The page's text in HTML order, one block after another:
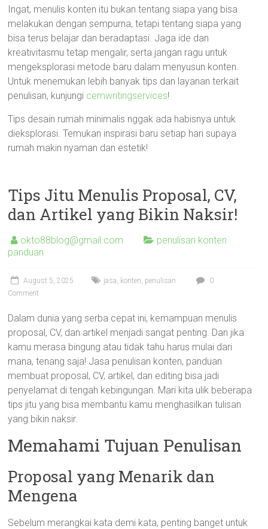
Ingat, menulis konten itu bukan tentang siapa yang bisa
melakukan dengan sempurna, tetapi tentang siapa yang
bisa terus belajar dan beradaptasi. Jaga ide dan
kreativitasmu tetap mengalir, serta jangan ragu untuk
mengeksplorasi metode baru dalam menyusun konten.
Untuk menemukan lebih banyak tips dan layanan terkait
penulisan, kunjungi cemwritingservices!
Tips desain rumah minimalis nggak ada habisnya untuk
dieksplorasi. Temukan inspirasi baru setiap hari supaya
rumah makin nyaman dan estetik!
Tips Jitu Menulis Proposal, CV,
dan Artikel yang Bikin Naksir!
okto88blog@gmail.com
penulisan konten
panduan
August 5, 2025 jasa, konten, penulisan
0
Comment
Dalam dunia yang serba cepat ini, kemampuan menulis
proposal, CV, dan artikel menjadi sangat penting. Dan jika
kamu merasa bingung atau tidak tahu harus mulai dari
mana, tenang saja! Jasa penulisan konten, panduan
membuat proposal, CV, artikel, dan editing bisa jadi
penyelamat di tengah kebingungan. Mari kita ulik beberapa
tips jitu yang bisa membantu kamu menghasilkan tulisan
yang bikin naksir.
Memahami Tujuan Penulisan
Proposal yang Menarik dan
Mengena
Sebelum merangkai kata demi kata, penting banget untuk